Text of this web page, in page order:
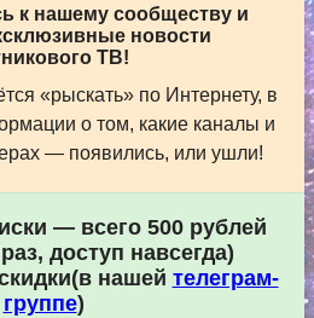
к нашему сообществу и
новости
ТВ!
«рыскать» по Интернету, в
о том, какие каналы и
— появились, или ушли!
— всего 500 рублей
доступ навсегда)
нашей телеграм-
группе)